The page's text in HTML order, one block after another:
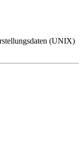
(UNIX)